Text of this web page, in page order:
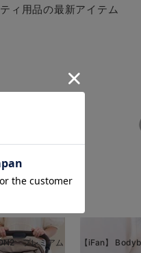
ィ用品の最新アイテム
プレミアム 【iFan】